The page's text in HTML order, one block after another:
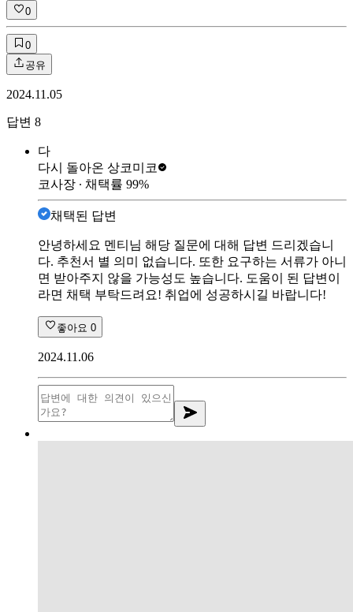
0
0
공유
2024.11.05
답변 8
다
다시 돌아온 상코미코
코사장 ∙ 채택률 99%
채택된 답변
안녕하세요 멘티님 해당 질문에 대해 답변 드리겠습니
다. 추천서 별 의미 없습니다. 또한 요구하는 서류가 아니
면 받아주지 않을 가능성도 높습니다. 도움이 된 답변이
라면 채택 부탁드려요! 취업에 성공하시길 바랍니다!
좋아요 0
2024.11.06